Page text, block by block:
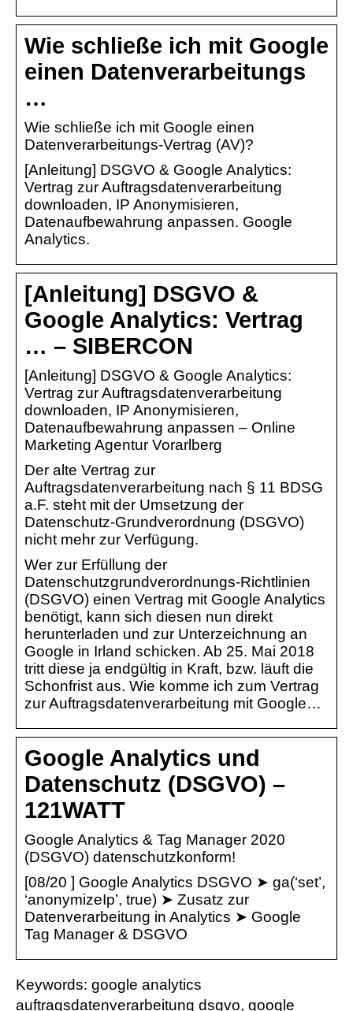
Wie schließe ich mit Google
einen Datenverarbeitungs
…
Wie schließe ich mit Google einen
Datenverarbeitungs-Vertrag (AV)?
[Anleitung] DSGVO & Google Analytics:
Vertrag zur Auftragsdatenverarbeitung
downloaden, IP Anonymisieren,
Datenaufbewahrung anpassen. Google
Analytics.
[Anleitung] DSGVO &
Google Analytics: Vertrag
… – SIBERCON
[Anleitung] DSGVO & Google Analytics:
Vertrag zur Auftragsdatenverarbeitung
downloaden, IP Anonymisieren,
Datenaufbewahrung anpassen – Online
Marketing Agentur Vorarlberg
Der alte Vertrag zur
Auftragsdatenverarbeitung nach § 11 BDSG
a.F. steht mit der Umsetzung der
Datenschutz-Grundverordnung (DSGVO)
nicht mehr zur Verfügung.
Wer zur Erfüllung der
Datenschutzgrundverordnungs-Richtlinien
(DSGVO) einen Vertrag mit Google Analytics
benötigt, kann sich diesen nun direkt
herunterladen und zur Unterzeichnung an
Google in Irland schicken. Ab 25. Mai 2018
tritt diese ja endgültig in Kraft, bzw. läuft die
Schonfrist aus. Wie komme ich zum Vertrag
zur Auftragsdatenverarbeitung mit Google…
Google Analytics und
Datenschutz (DSGVO) –
121WATT
Google Analytics & Tag Manager 2020
(DSGVO) datenschutzkonform!
[08/20 ] Google Analytics DSGVO ➤ ga(‘set’,
‘anonymizeIp’, true) ➤ Zusatz zur
Datenverarbeitung in Analytics ➤ Google
Tag Manager & DSGVO
Keywords: google analytics
auftragsdatenverarbeitung dsgvo, google